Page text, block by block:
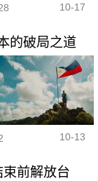
10-17
的破局之道
10-13
前解放台